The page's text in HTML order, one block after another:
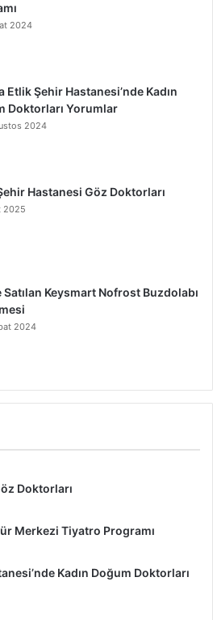
2024
Etlik Şehir Hastanesi’nde Kadın
Doktorları Yorumlar
2024
Hastanesi Göz Doktorları
2025
Satılan Keysmart Nofrost Buzdolabı
2024
Doktorları
Merkezi Tiyatro Programı
Kadın Doğum Doktorları